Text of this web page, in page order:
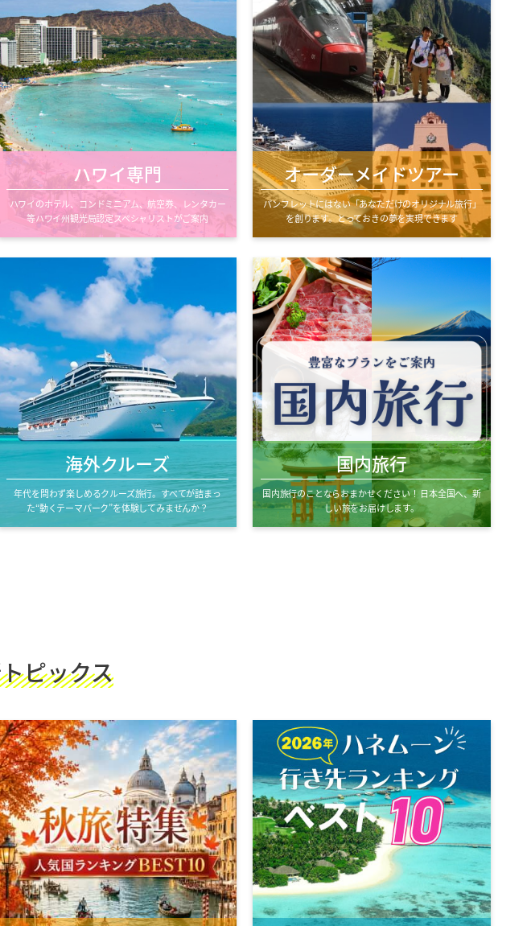
ハワイ専門
ハワイのホテル、コンドミニアム、航空券、レンタカー
等ハワイ州観光局認定スペシャリストがご案内
オーダーメイドツアー
パンフレットにはない「あなただけのオリジナル旅行」
を創ります。とっておきの夢を実現できます
海外クルーズ
年代を問わず楽しめるクルーズ旅行。すべてが詰まっ
た“動くテーマパーク”を体験してみませんか？
国内旅行
国内旅行のことならおまかせください！ 日本全国へ、新
しい旅をお届けします。
ピックス